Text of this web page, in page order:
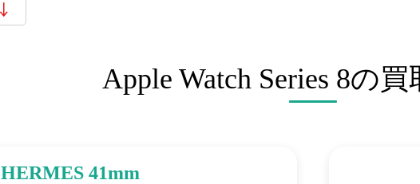
Apple Watch Series 8の
HERMES 41mm